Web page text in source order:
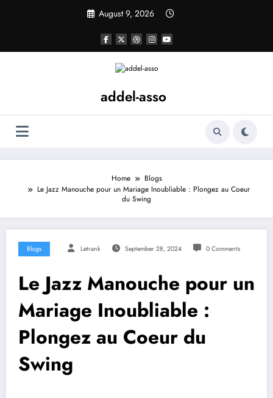
August 9, 2026
addel-asso
Home
Blogs
Le Jazz Manouche pour un Mariage Inoubliable : Plongez au Coeur
du Swing
Blogs Letrank September 28, 2024 0 Comments
Le Jazz Manouche pour un
Mariage Inoubliable :
Plongez au Coeur du
Swing